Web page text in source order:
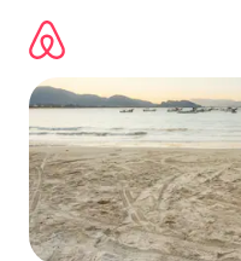
ಹೋಗಿ